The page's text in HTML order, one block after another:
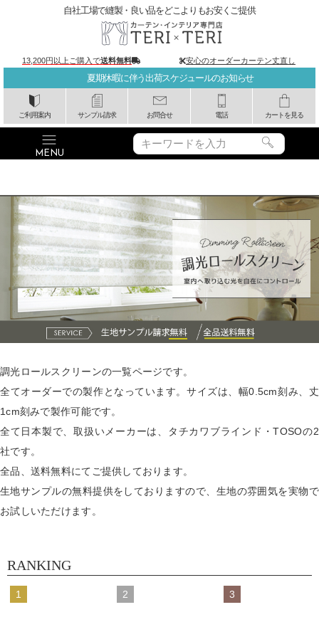
夏期休暇に伴う出荷スケジュールのお知らせ
ご利用案内 サンプル請求 お問合せ 電話 カートを見る
自社工場で縫製・良い品をどこよりもお安くご提供
13,200円以上ご購入で送料無料 安心のオーダーカーテン丈直し
調光ロールスクリーンの一覧ページです。
全てオーダーでの製作となっています。サイズは、幅0.5cm刻み、丈
1cm刻みで製作可能です。
全て日本製で、取扱いメーカーは、タチカワブラインド・TOSOの2
社です。
全品、送料無料にてご提供しております。
生地サンプルの無料提供をしておりますので、生地の雰囲気を実物で
お試しいただけます。
RANKING